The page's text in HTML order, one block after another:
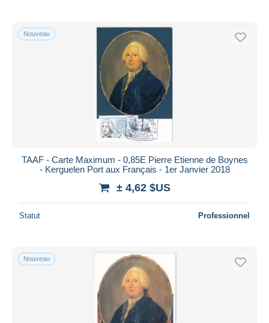
Nouveau
TAAF - Carte Maximum - 0,85E Pierre Etienne de Boynes
- Kerguelen Port aux Français - 1er Janvier 2018
± 4,62 $US
Statut Professionnel
Nouveau